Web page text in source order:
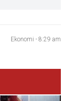
Ekonomi - 8:29 am